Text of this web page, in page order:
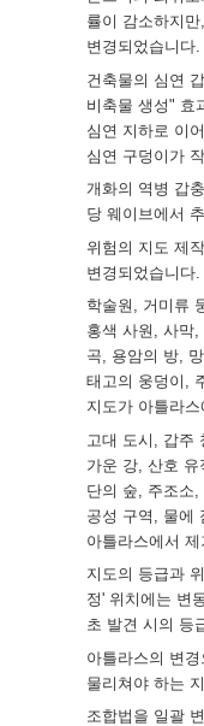
률이 감소하지
변경되었습니다.
건축물의 심연
비축물 생성" 효
심연 지하로 이
심연 구덩이가
개화의 역병 갑
당 웨이브에서
위험의 지도 제
변경되었습니다.
학술원, 거미류
홍색 사원, 사막
곡, 용암의 방,
태고의 웅덩이,
지도가 아틀라
고대 도시, 갑주
가운 강, 산호
단의 숲, 주조소,
공성 구역, 물에
아틀라스에서 제
지도의 등급과
정' 위치에는 변
초 발견 시의 등
아틀라스의 변
물리쳐야 하는
조합법을 일괄